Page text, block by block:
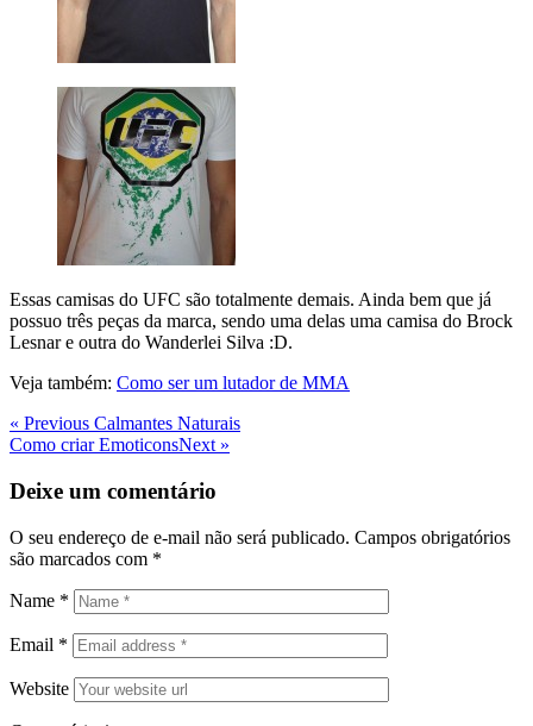
Essas camisas do UFC são totalmente demais. Ainda bem que já
possuo três peças da marca, sendo uma delas uma camisa do Brock
Lesnar e outra do Wanderlei Silva :D.
Veja também: Como ser um lutador de MMA
Navegação
de
Post
Previous
Post
« Previous Calmantes Naturais
Next
Como criar EmoticonsNext »
Deixe um comentário
O seu endereço de e-mail não será publicado. Campos obrigatórios
são marcados com *
Name *
Email *
Website